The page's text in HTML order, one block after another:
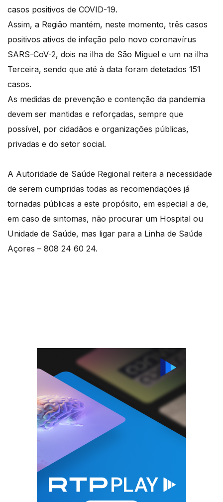
casos positivos de COVID-19.
Assim, a Região mantém, neste momento, três casos
positivos ativos de infeção pelo novo coronavírus
SARS-CoV-2, dois na ilha de São Miguel e um na ilha
Terceira, sendo que até à data foram detetados 151
casos.
As medidas de prevenção e contenção da pandemia
devem ser mantidas e reforçadas, sempre que
possível, por cidadãos e organizações públicas,
privadas e do setor social.
A Autoridade de Saúde Regional reitera a necessidade
de serem cumpridas todas as recomendações já
tornadas públicas a este propósito, em especial a de,
em caso de sintomas, não procurar um Hospital ou
Unidade de Saúde, mas ligar para a Linha de Saúde
Açores – 808 24 60 24.